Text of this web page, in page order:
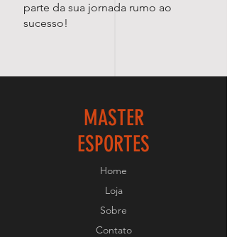
parte da sua jornada rumo ao
sucesso!
MASTER
ESPORTES
Home
Loja
Sobre
Contato